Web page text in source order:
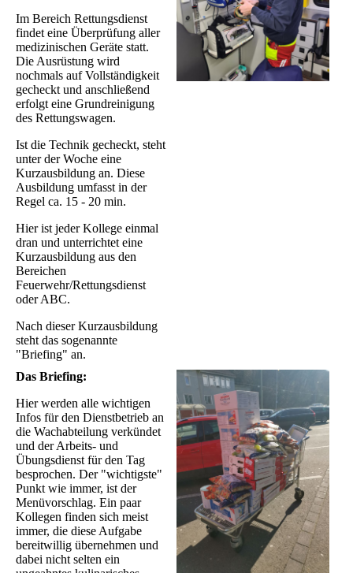
Im Bereich Rettungsdienst
findet eine Überprüfung aller
medizinischen Geräte statt.
Die Ausrüstung wird
nochmals auf Vollständigkeit
gecheckt und anschließend
erfolgt eine Grundreinigung
des Rettungswagen.
Ist die Technik gecheckt, steht
unter der Woche eine
Kurzausbildung an. Diese
Ausbildung umfasst in der
Regel ca. 15 - 20 min.
Hier ist jeder Kollege einmal
dran und unterrichtet eine
Kurzausbildung aus den
Bereichen
Feuerwehr/Rettungsdienst
oder ABC.
Nach dieser Kurzausbildung
steht das sogenannte
"Briefing" an.
Das Briefing:
Hier werden alle wichtigen
Infos für den Dienstbetrieb an
die Wachabteilung verkündet
und der Arbeits- und
Übungsdienst für den Tag
besprochen. Der "wichtigste"
Punkt wie immer, ist der
Menüvorschlag. Ein paar
Kollegen finden sich meist
immer, die diese Aufgabe
bereitwillig übernehmen und
dabei nicht selten ein